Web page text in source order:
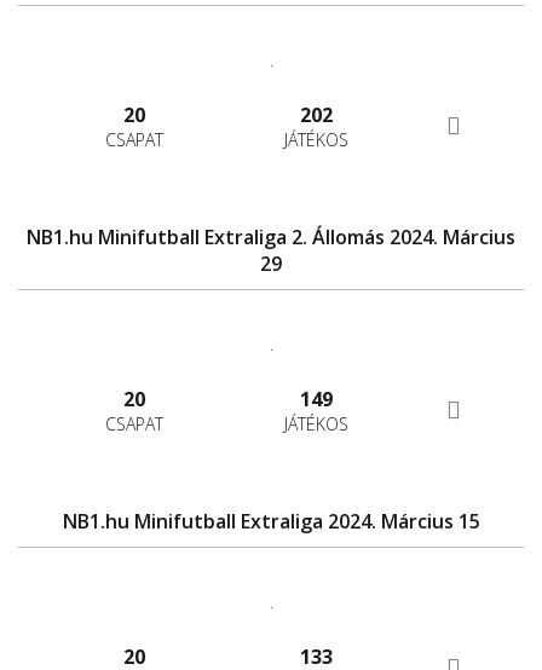
.
20
CSAPAT
202
JÁTÉKOS
NB1.hu Minifutball Extraliga 2. Állomás 2024. Március
29
.
20
CSAPAT
149
JÁTÉKOS
NB1.hu Minifutball Extraliga 2024. Március 15
.
20 133